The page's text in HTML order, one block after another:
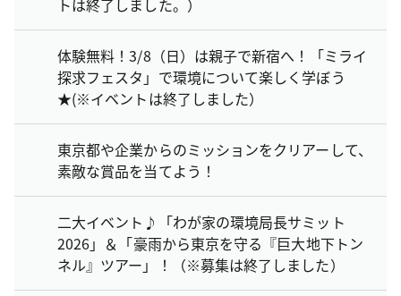
トは終了しました。）
体験無料！3/8（日）は親子で新宿へ！「ミライ
探求フェスタ」で環境について楽しく学ぼう
★(※イベントは終了しました）
東京都や企業からのミッションをクリアーして、
素敵な賞品を当てよう！
二大イベント♪「わが家の環境局長サミット
2026」＆「豪雨から東京を守る『巨大地下トン
ネル』ツアー」！（※募集は終了しました）